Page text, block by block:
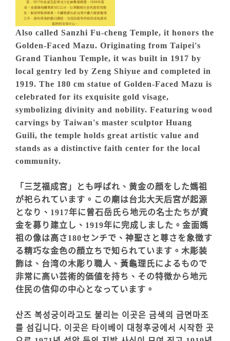
Also called Sanzhi Fu-cheng Temple, it honors the
Golden-Faced Mazu. Originating from Taipei's
Grand Tianhou Temple, it was built in 1917 by
local gentry led by Zeng Shiyue and completed in
1919. The 180 cm statue of Golden-Faced Mazu is
celebrated for its exquisite gold visage,
symbolizing divinity and nobility. Featuring wood
carvings by Taiwan's master sculptor Huang
Guili, the temple holds great artistic value and
stands as a distinctive faith center for the local
community.
「三芝福成宮」とも呼ばれ、黄金の顔をした媽祖
が祀られています。この廟は台北大天后宮が起源
となり、1917年に曾石岳氏ら地元の名士たちが資
金を募り建立し、1919年に完成しました。金面媽
祖の像は高さ180センチで、神聖さと尊さを象徴す
る精巧な金色の顔立ちで知られています。木彫装
飾は、台湾の木彫り職人、黃龜理氏によるもので
非常に高い芸術的価値を持ち、その特徴から地元
住民の信仰の中心となっています。
산즈 복성궁이라고도 불리는 이곳은 금색의 금면마조
를 섬깁니다. 이곳은 타이베이 대청후궁에서 시작한 곳